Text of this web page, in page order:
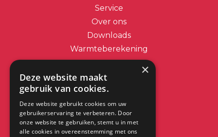
Service
Over ons
Downloads
Warmteberekening
Contact
info@dimplex.nl
+31 (0) 513 78 98 80
×
Deze website maakt
gebruik van cookies.
Deze website gebruikt cookies om uw
gebruikerservaring te verbeteren. Door
onze website te gebruiken, stemt u in met
alle cookies in overeenstemming met ons